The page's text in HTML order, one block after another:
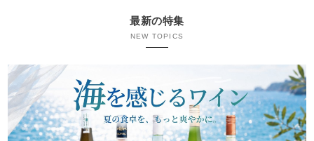
最新の特集
NEW TOPICS